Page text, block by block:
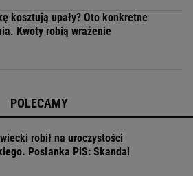
kosztują upały? Oto konkretne
Kwoty robią wrażenie
POLECAMY
robił na uroczystości
Posłanka PiS: Skandal